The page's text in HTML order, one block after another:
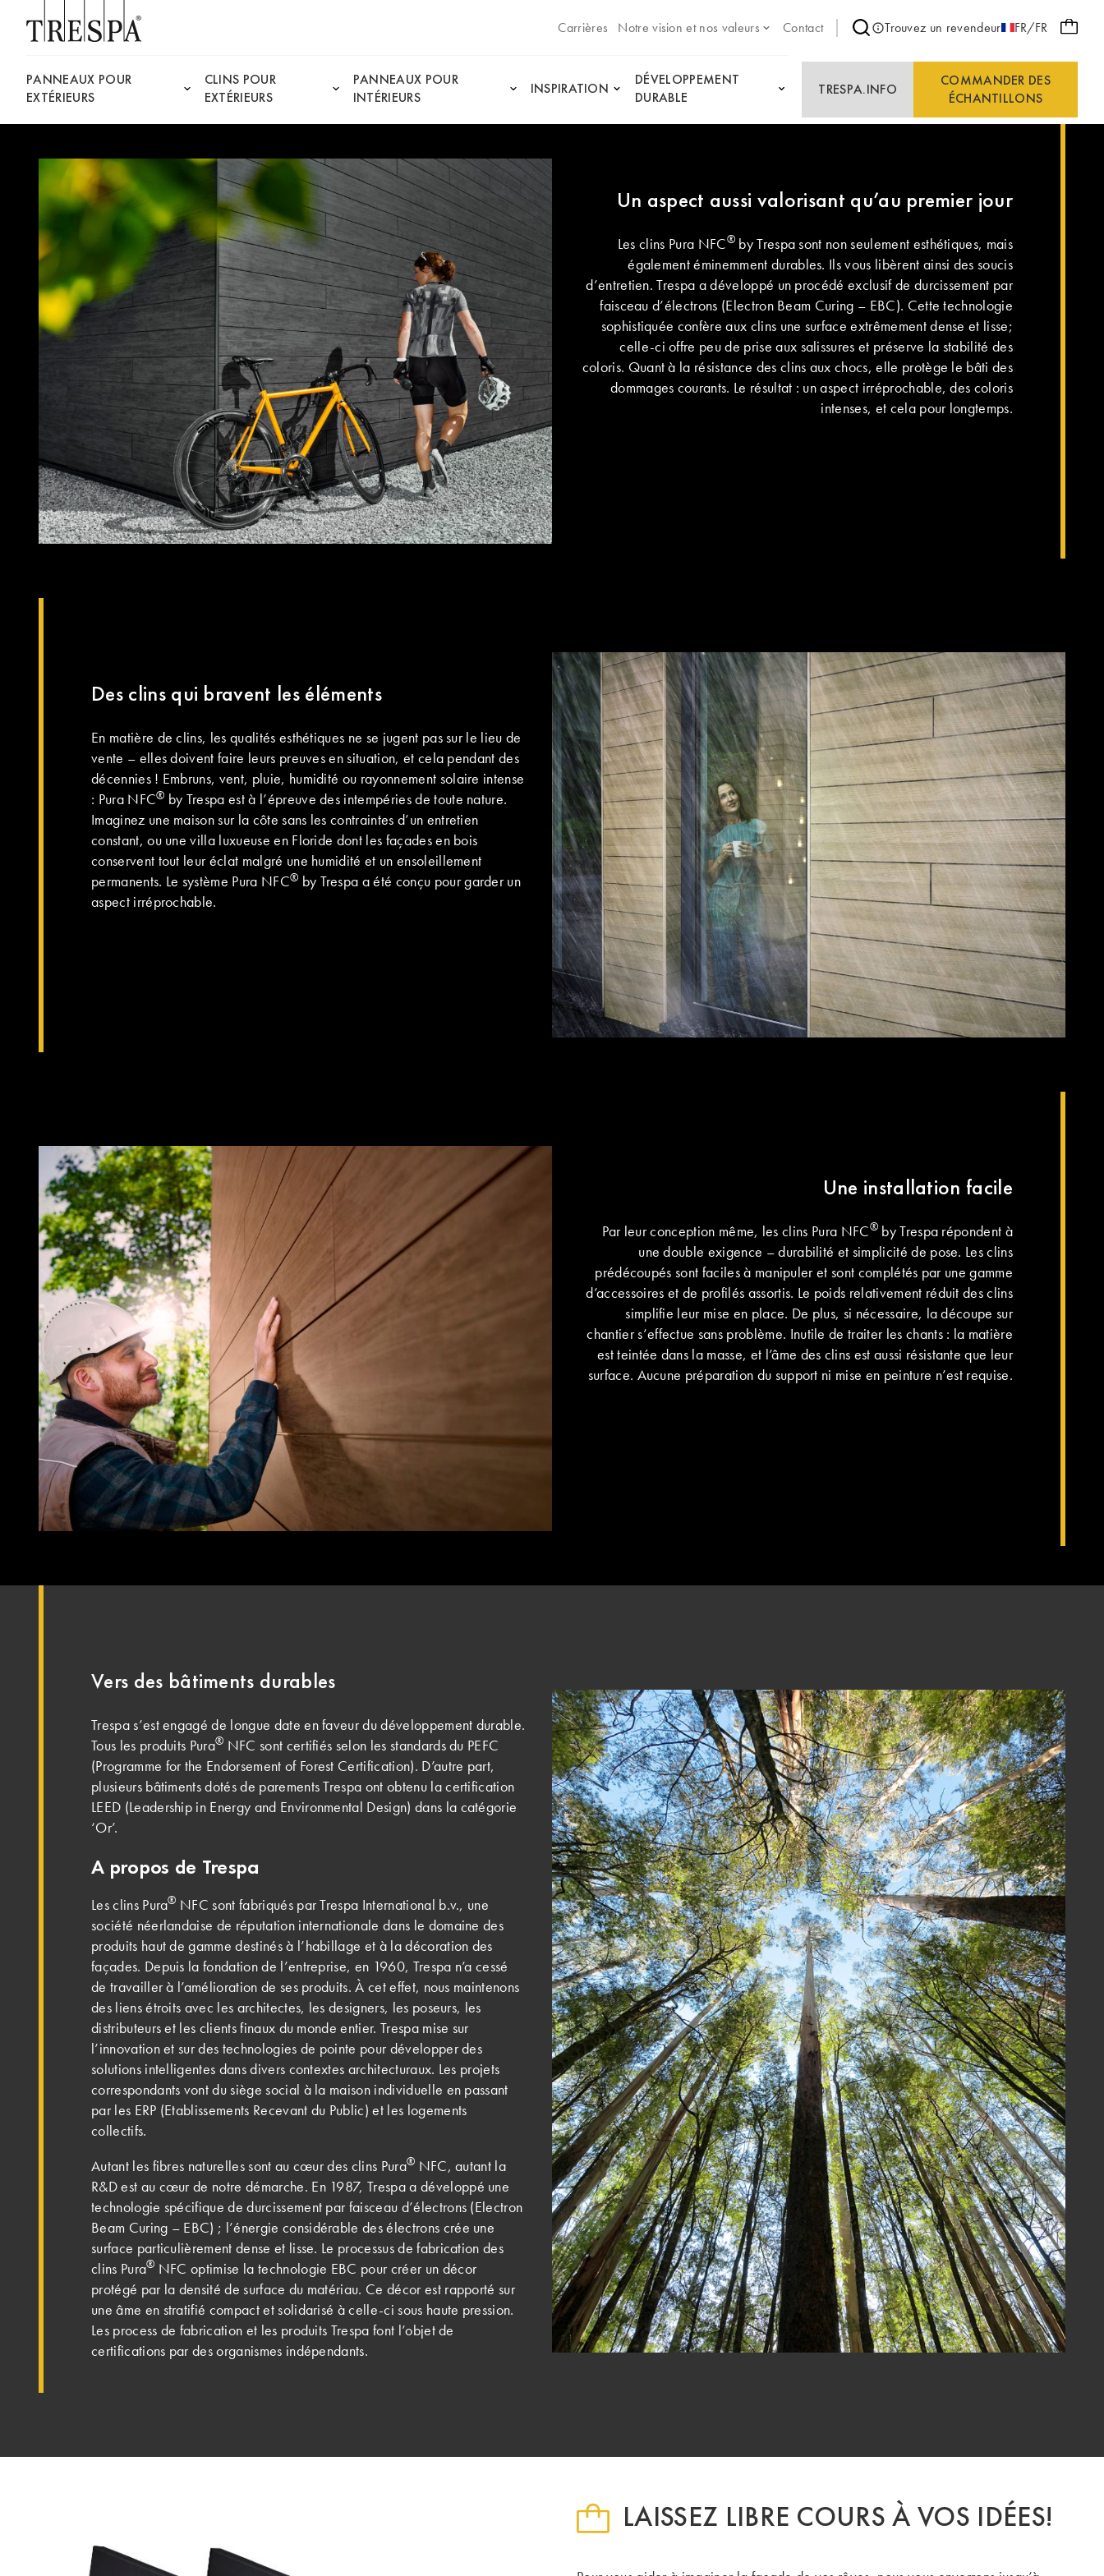
Carrières
Notre vision et nos valeurs Contact Trouvez un revendeur FR/FR
PANNEAUX POUR
EXTÉRIEURS
CLINS POUR
EXTÉRIEURS
PANNEAUX POUR
INTÉRIEURS
INSPIRATION
DÉVELOPPEMENT
DURABLE
TRESPA.INFO
COMMANDER DES
ÉCHANTILLONS
Un aspect aussi valorisant qu’au premier jour
Les clins Pura NFC®by Trespa sont non seulement esthétiques, mais
également éminemment durables. Ils vous libèrent ainsi des soucis
d’entretien. Trespa a développé un procédé exclusif de durcissement par
faisceau d’électrons (Electron Beam Curing – EBC). Cette technologie
sophistiquée confère aux clins une surface extrêmement dense et lisse;
celle-ci offre peu de prise aux salissures et préserve la stabilité des
coloris. Quant à la résistance des clins aux chocs, elle protège le bâti des
dommages courants. Le résultat : un aspect irréprochable, des coloris
intenses, et cela pour longtemps.
Des clins qui bravent les éléments
En matière de clins, les qualités esthétiques ne se jugent pas sur le lieu de
vente – elles doivent faire leurs preuves en situation, et cela pendant des
décennies ! Embruns, vent, pluie, humidité ou rayonnement solaire intense
: Pura NFC® by Trespa est à l’épreuve des intempéries de toute nature.
Imaginez une maison sur la côte sans les contraintes d’un entretien
constant, ou une villa luxueuse en Floride dont les façades en bois
conservent tout leur éclat malgré une humidité et un ensoleillement
permanents. Le système Pura NFC® by Trespa a été conçu pour garder un
aspect irréprochable.
Une installation facile
Par leur conception même, les clins Pura NFC®by Trespa répondent à
une double exigence – durabilité et simplicité de pose. Les clins
prédécoupés sont faciles à manipuler et sont complétés par une gamme
d’accessoires et de profilés assortis. Le poids relativement réduit des clins
simplifie leur mise en place. De plus, si nécessaire, la découpe sur
chantier s’effectue sans problème. Inutile de traiter les chants : la matière
est teintée dans la masse, et l’âme des clins est aussi résistante que leur
surface. Aucune préparation du support ni mise en peinture n’est requise.
Vers des bâtiments durables
Trespa s’est engagé de longue date en faveur du développement durable.
Tous les produits Pura® NFC sont certifiés selon les standards du PEFC
(Programme for the Endorsement of Forest Certification). D’autre part,
plusieurs bâtiments dotés de parements Trespa ont obtenu la certification
LEED (Leadership in Energy and Environmental Design) dans la catégorie
‘Or’.
A propos de Trespa
Les clins Pura® NFC sont fabriqués par Trespa International b.v., une
société néerlandaise de réputation internationale dans le domaine des
produits haut de gamme destinés à l’habillage et à la décoration des
façades. Depuis la fondation de l’entreprise, en 1960, Trespa n’a cessé
de travailler à l’amélioration de ses produits. À cet effet, nous maintenons
des liens étroits avec les architectes, les designers, les poseurs, les
distributeurs et les clients finaux du monde entier. Trespa mise sur
l’innovation et sur des technologies de pointe pour développer des
solutions intelligentes dans divers contextes architecturaux. Les projets
correspondants vont du siège social à la maison individuelle en passant
par les ERP (Etablissements Recevant du Public) et les logements
collectifs.
Autant les fibres naturelles sont au cœur des clins Pura® NFC, autant la
R&D est au cœur de notre démarche. En 1987, Trespa a développé une
technologie spécifique de durcissement par faisceau d’électrons (Electron
Beam Curing – EBC) ; l’énergie considérable des électrons crée une
surface particulièrement dense et lisse. Le processus de fabrication des
clins Pura® NFC optimise la technologie EBC pour créer un décor
protégé par la densité de surface du matériau. Ce décor est rapporté sur
une âme en stratifié compact et solidarisé à celle-ci sous haute pression.
Les process de fabrication et les produits Trespa font l’objet de
certifications par des organismes indépendants.
LAISSEZ LIBRE COURS À VOS IDÉES!